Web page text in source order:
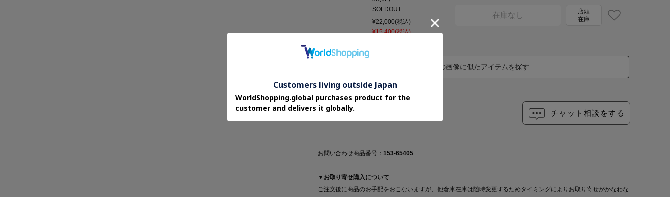
SOLDOUT
¥22,000(税込)
¥15,400(税込)
在庫なし
店頭
在庫
この画像に似たアイテムを探す
チャット相談をする
返品について
お問い合わせ商品番号： 153-65405
▼お取り寄せ購入について
ご注文後に商品のお手配をおこないますが、他倉庫在庫は随時変更するためタイミングによりお取り寄せがかなわな